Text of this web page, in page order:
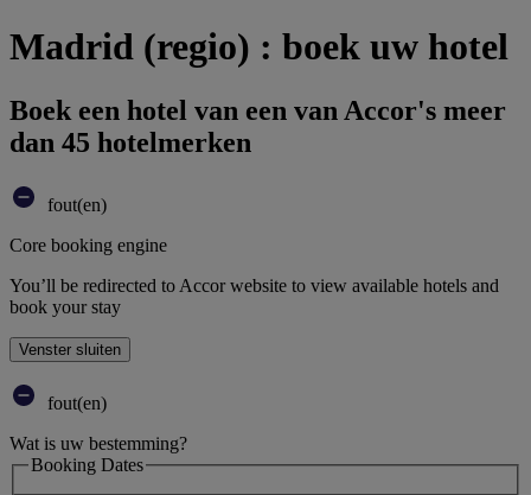
Madrid (regio) : boek uw hotel
Boek een hotel van een van Accor's meer
dan 45 hotelmerken
fout(en)
Core booking engine
You’ll be redirected to Accor website to view available hotels and
book your stay
Venster sluiten
fout(en)
Wat is uw bestemming?
Booking Dates